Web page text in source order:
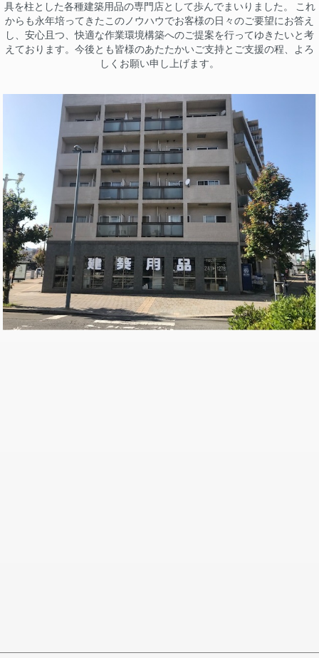
具を柱とした各種建築用品の専門店として歩んでまいりました。 これ
からも永年培ってきたこのノウハウでお客様の日々のご要望にお答え
し、安心且つ、快適な作業環境構築へのご提案を行ってゆきたいと考
えております。今後とも皆様のあたたかいご支持とご支援の程、よろ
しくお願い申し上げます。